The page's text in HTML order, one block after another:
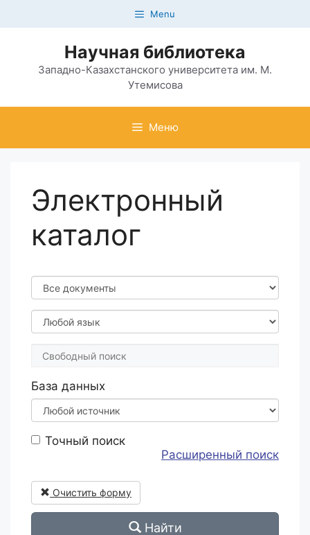
к
содержимому
Menu
Научная библиотека
Западно-Казахстанского университета им. М.
Утемисова
Меню
Электронный
каталог
База данных
Точный поиск
Расширенный поиск
Очистить форму
Найти